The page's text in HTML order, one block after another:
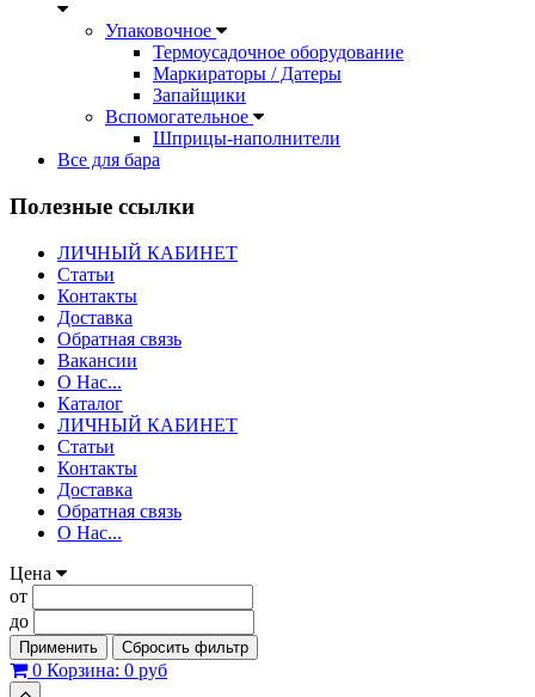
Упаковочное
Термоусадочное оборудование
Маркираторы / Датеры
Запайщики
Вспомогательное
Шприцы-наполнители
Все для бара
Полезные ссылки
ЛИЧНЫЙ КАБИНЕТ
Статьи
Контакты
Доставка
Обратная связь
Вакансии
О Нас...
Каталог
ЛИЧНЫЙ КАБИНЕТ
Статьи
Контакты
Доставка
Обратная связь
О Нас...
Цена
от
до
Применить Сбросить фильтр
0 Корзина: 0 руб